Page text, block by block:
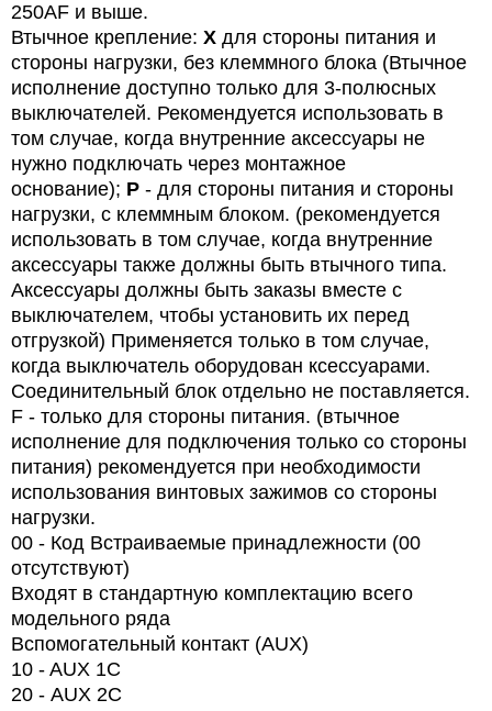
250AF и выше.
Втычное крепление: X для стороны питания и
стороны нагрузки, без клеммного блока (Втычное
исполнение доступно только для 3-полюсных
выключателей. Рекомендуется использовать в
том случае, когда внутренние аксессуары не
нужно подключать через монтажное
основание); P - для стороны питания и стороны
нагрузки, с клеммным блоком. (рекомендуется
использовать в том случае, когда внутренние
аксессуары также должны быть втычного типа.
Аксессуары должны быть заказы вместе с
выключателем, чтобы установить их перед
отгрузкой) Применяется только в том случае,
когда выключатель оборудован ксессуарами.
Соединительный блок отдельно не поставляется.
F - только для стороны питания. (втычное
исполнение для подключения только со стороны
питания) рекомендуется при необходимости
использования винтовых зажимов со стороны
нагрузки.
00 - Код Встраиваемые принадлежности (00
отсутствуют)
Входят в стандартную комплектацию всего
модельного ряда
Вспомогательный контакт (AUX)
10 - AUX 1C
20 - AUX 2C